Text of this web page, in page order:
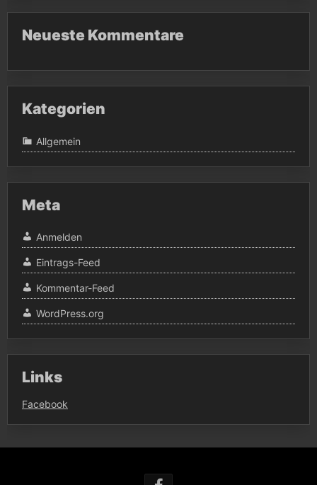
Neueste Kommentare
Kategorien
Allgemein
Meta
Anmelden
Eintrags-Feed
Kommentar-Feed
WordPress.org
Links
Facebook